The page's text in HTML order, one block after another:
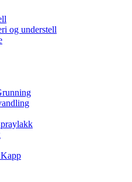
og understell